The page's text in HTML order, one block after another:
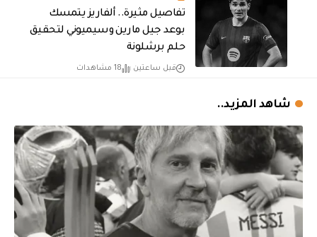
تفاصيل مثيرة.. ألفاريز يتمسك
بوعد جيل مارين وسيميوني لتحقيق
حلم برشلونة
قبل ساعتين 18 مشاهدات
شاهد المزيد..